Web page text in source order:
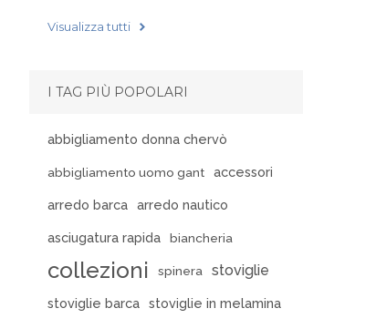
Visualizza tutti
I TAG PIÙ POPOLARI
abbigliamento donna chervò
abbigliamento uomo gant accessori
arredo barca arredo nautico
asciugatura rapida biancheria
collezioni spinera stoviglie
stoviglie barca stoviglie in melamina